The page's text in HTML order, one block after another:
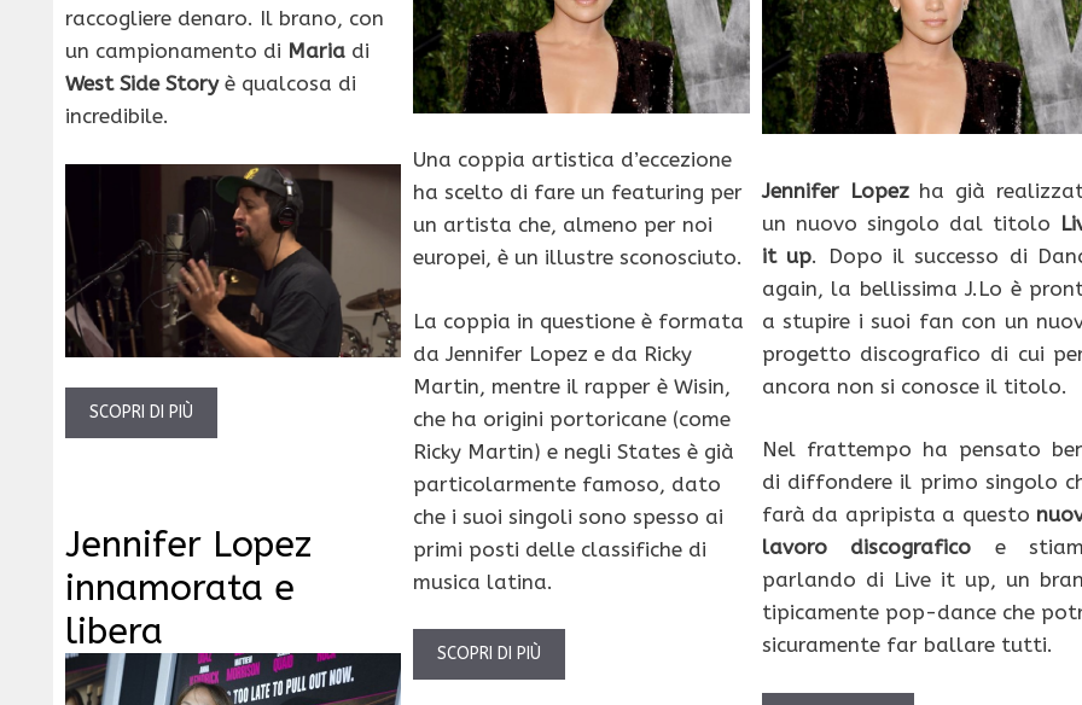
raccogliere denaro. Il brano, con
un campionamento di Maria di
West Side Storyè qualcosa di
incredibile.
SCOPRI DI PIÙ
Una coppia artistica d’eccezione
ha scelto di fare un featuring per
un artista che, almeno per noi
europei, è un illustre sconosciuto.
La coppia in questione è formata
da Jennifer Lopez e da Ricky
Martin, mentre il rapper è Wisin,
che ha origini portoricane (come
Ricky Martin) e negli States è già
particolarmente famoso, dato
che i suoi singoli sono spesso ai
primi posti delle classifiche di
musica latina.
SCOPRI DI PIÙ
Jennifer Lopezha già
un nuovo singolo dal titolo
it up. Dopo il successo di
again, la bellissima J.Lo è
a stupire i suoi fan con un
progetto discografico di cui
ancora non si conosce il titolo.
Nel frattempo ha pensato
di diffondere il primo singolo
farà da apripista a questo
lavoro discografico e
parlando di Live it up, un
tipicamente pop-dance che
sicuramente far ballare tutti.
Jennifer Lopez
innamorata e
libera